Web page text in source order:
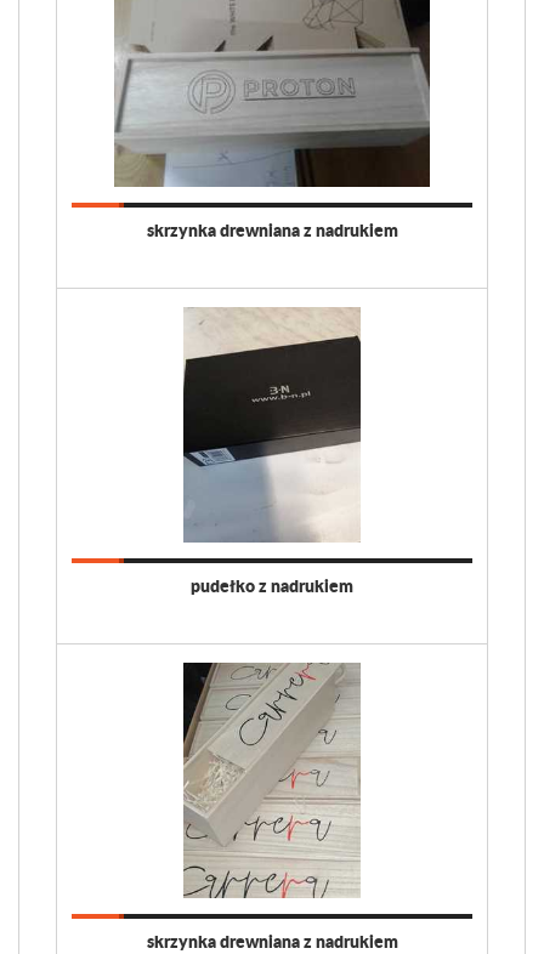
skrzynka drewniana z nadrukiem
pudełko z nadrukiem
skrzynka drewniana z nadrukiem